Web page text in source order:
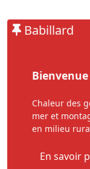
Babillard
Bienvenue
Chaleur des
mer et
en milieu
En savoir